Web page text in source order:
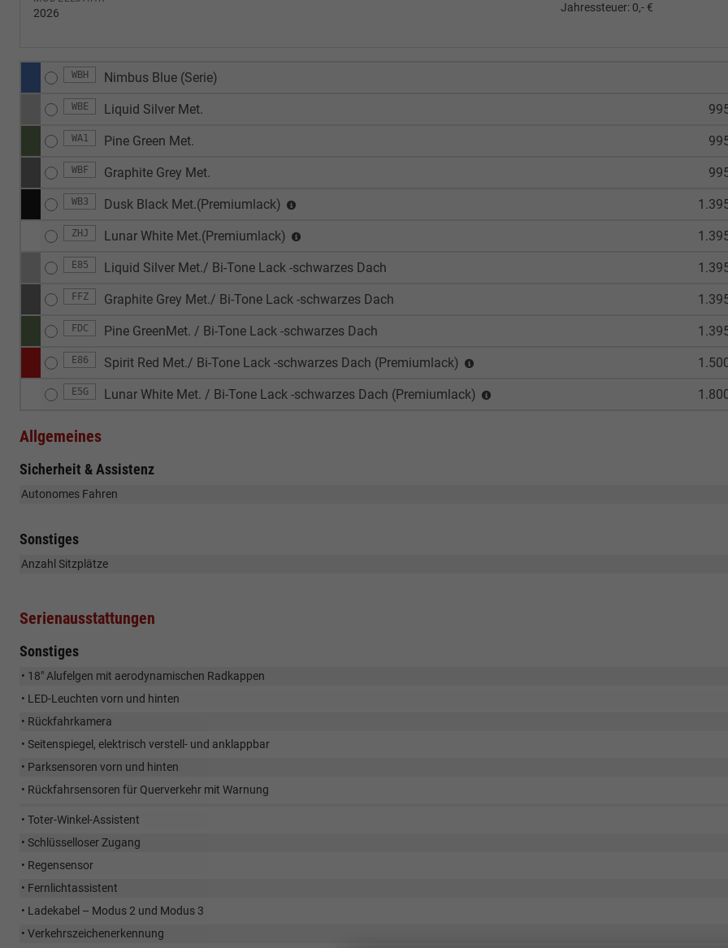
2026
Jahressteuer: 0,- €
WBH Nimbus Blue (Serie)
WBE Liquid Silver Met.
WA1 Pine Green Met.
WBF Graphite Grey Met.
WB3 Dusk Black Met.(Premiumlack)
ZHJ Lunar White Met.(Premiumlack)
E85 Liquid Silver Met./ Bi-Tone Lack -schwarzes Dach
FFZ Graphite Grey Met./ Bi-Tone Lack -schwarzes Dach
FDC Pine GreenMet. / Bi-Tone Lack -schwarzes Dach
E86 Spirit Red Met./ Bi-Tone Lack -schwarzes Dach (Premiumlack)
E5G Lunar White Met. / Bi-Tone Lack -schwarzes Dach (Premiumlack)
Allgemeines
Sicherheit & Assistenz
Autonomes Fahren
Sonstiges
Anzahl Sitzplätze
Serienausstattungen
Sonstiges
• 18" Alufelgen mit aerodynamischen Radkappen
• LED-Leuchten vorn und hinten
• Rückfahrkamera
• Seitenspiegel, elektrisch verstell- und anklappbar
• Parksensoren vorn und hinten
• Rückfahrsensoren für Querverkehr mit Warnung
• Toter-Winkel-Assistent
• Schlüsselloser Zugang
• Regensensor
• Fernlichtassistent
• Ladekabel – Modus 2 und Modus 3
• Verkehrszeichenerkennung